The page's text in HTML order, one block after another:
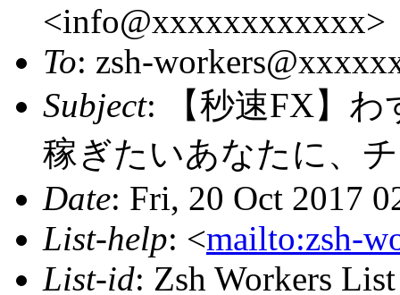
<info@xxxxxxxxxxxx>
To: zsh-
Subject: 【秒速FX】わ
稼ぎたいあなたに、
Date: Fri, 20 Oct 2017
List-help: <mailto:zsh-
List-id: Zsh Workers